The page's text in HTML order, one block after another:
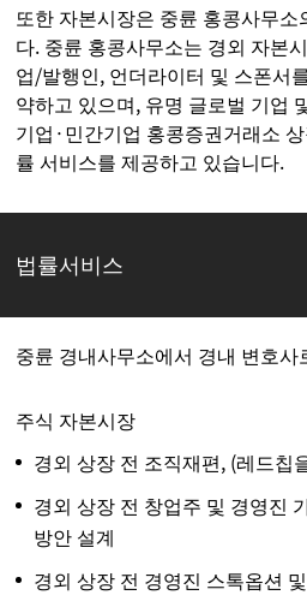
또한 자본시장은 중륜 홍콩사무소
다. 중륜 홍콩사무소는 경외 자본
업/발행인, 언더라이터 및 스폰서
약하고 있으며, 유명 글로벌 기업
기업·민간기업 홍콩증권거래소
률 서비스를 제공하고 있습니다.
법률서비스
중륜 경내사무소에서 경내 변호사
주식 자본시장
경외 상장 전 조직재편, (레드칩
경외 상장 전 창업주 및 경영진
방안 설계
경외 상장 전 경영진 스톡옵션 및